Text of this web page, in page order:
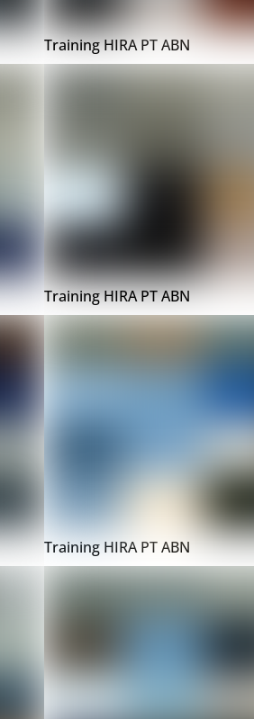
Training HIRA PT ABN
Training HIRA PT ABN
Training HIRA PT ABN